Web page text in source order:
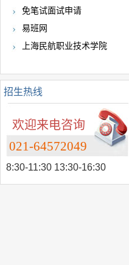
免笔试面试申请
易班网
上海民航职业技术学院
招生热线
欢迎来电咨询
021-64572049
8:30-11:30 13:30-16:30